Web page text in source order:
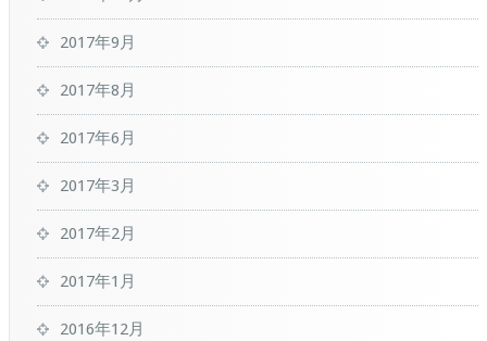
2017年9月
2017年8月
2017年6月
2017年3月
2017年2月
2017年1月
2016年12月